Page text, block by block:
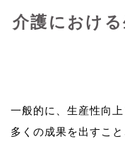
介護におけ
一般的に、生産性向
多くの成果を出すこ